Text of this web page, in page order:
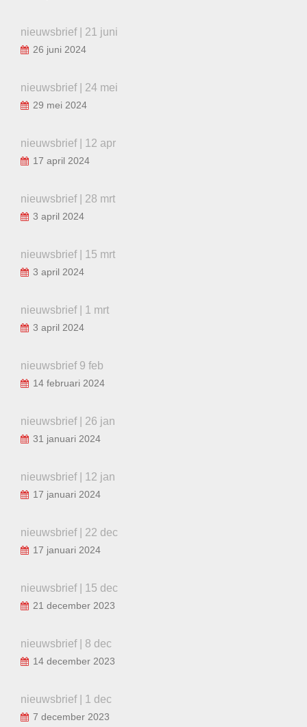
nieuwsbrief | 21 juni
26 juni 2024
nieuwsbrief | 24 mei
29 mei 2024
nieuwsbrief | 12 apr
17 april 2024
nieuwsbrief | 28 mrt
3 april 2024
nieuwsbrief | 15 mrt
3 april 2024
nieuwsbrief | 1 mrt
3 april 2024
nieuwsbrief 9 feb
14 februari 2024
nieuwsbrief | 26 jan
31 januari 2024
nieuwsbrief | 12 jan
17 januari 2024
nieuwsbrief | 22 dec
17 januari 2024
nieuwsbrief | 15 dec
21 december 2023
nieuwsbrief | 8 dec
14 december 2023
nieuwsbrief | 1 dec
7 december 2023